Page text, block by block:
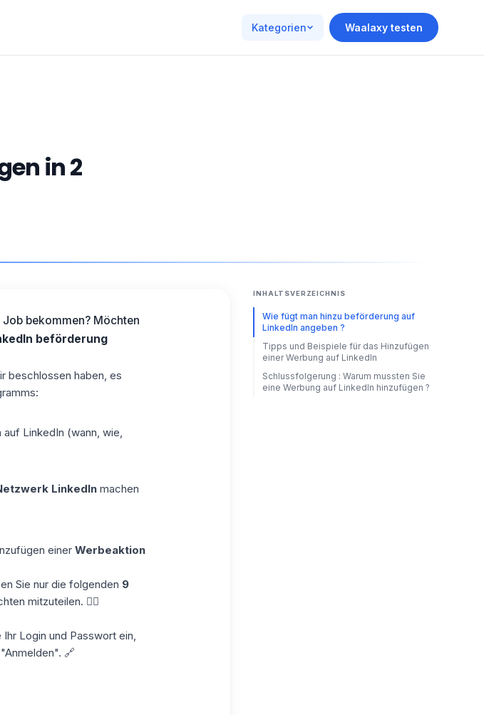
Kategorien Waalaxy testen
in 2
bekommen? Möchten
beförderung
beschlossen haben, es
LinkedIn (wann, wie,
LinkedInmachen
einer Werbeaktion
Sie nur die folgenden 9
mitzuteilen. 👇🏼
Login und Passwort ein,
🔗
INHALTSVERZEICHNIS
Wie fügt man hinzu beförderung auf
LinkedIn angeben ?
Tipps und Beispiele für das Hinzufügen
einer Werbung auf LinkedIn
Schlussfolgerung : Warum mussten Sie
eine Werbung auf LinkedIn hinzufügen ?